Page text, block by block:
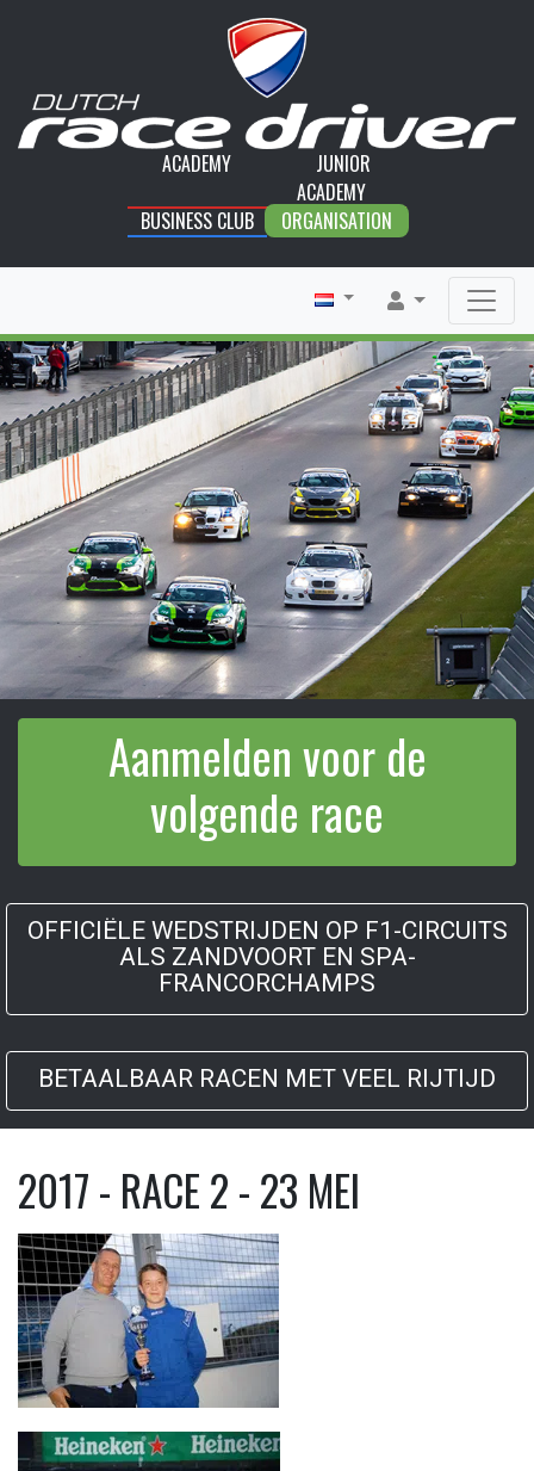
ACADEMY
JUNIOR
ACADEMY
BUSINESS CLUB
ORGANISATION
Aanmelden voor de
volgende race
OFFICIËLE WEDSTRIJDEN OP F1-CIRCUITS
ALS ZANDVOORT EN SPA-
FRANCORCHAMPS
BETAALBAAR RACEN MET VEEL RIJTIJD
2017 - RACE 2 - 23 MEI